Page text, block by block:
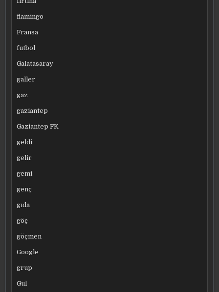
flamingo
Fransa
futbol
Galatasaray
galler
gaz
gaziantep
Gaziantep FK
geldi
gelir
gemi
genç
gıda
göç
göçmen
Google
grup
Gül